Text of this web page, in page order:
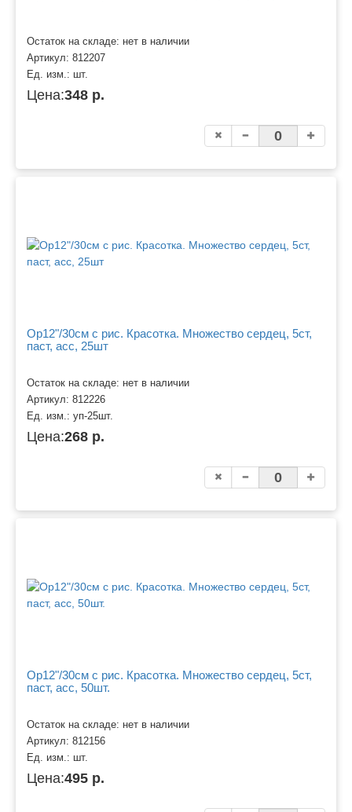
Остаток на складе: нет в наличии
Артикул: 812207
Ед. изм.: шт.
Цена:348 р.
Ор12"/30см с рис. Красотка. Множество сердец, 5ст,
паст, асс, 25шт
Остаток на складе: нет в наличии
Артикул: 812226
Ед. изм.: уп-25шт.
Цена:268 р.
Ор12"/30см с рис. Красотка. Множество сердец, 5ст,
паст, асс, 50шт.
Остаток на складе: нет в наличии
Артикул: 812156
Ед. изм.: шт.
Цена:495 р.